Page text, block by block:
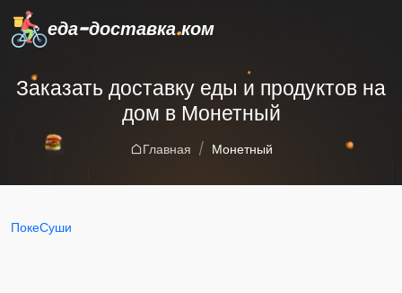
еда-доставка.ком
Заказать доставку еды и продуктов на
дом в Монетный
Главная Монетный
ПокеСуши